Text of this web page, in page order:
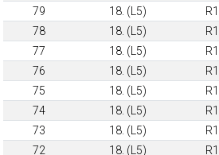
79
18. (L5) R1
78
18. (L5) R1
77
18. (L5) R1
76
18. (L5) R1
75
18. (L5) R1
74
18. (L5) R1
73
18. (L5) R1
72
18. (L5) R1